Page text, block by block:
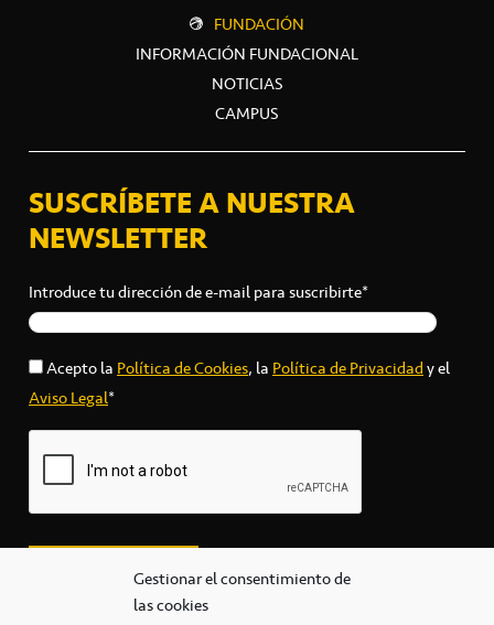
Gestionar el consentimiento de
las cookies
FUNDACIÓN
INFORMACIÓN FUNDACIONAL
NOTICIAS
CAMPUS
SUSCRÍBETE A NUESTRA
NEWSLETTER
Introduce tu dirección de e-mail para suscribirte*
Acepto laPolítica de Cookies, laPolítica de Privacidady el
Aviso Legal*